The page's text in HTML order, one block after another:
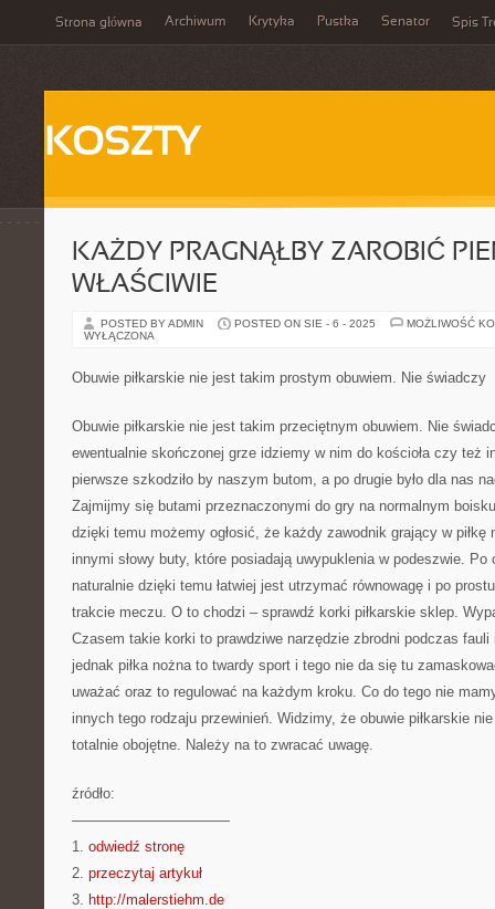
Strona główna Archiwum Krytyka Pustka Senator Spis
KOSZTY
KAŻDY PRAGNĄŁBY ZAROBIĆ
WŁAŚCIWIE
POSTED BY ADMIN POSTED ON SIE - 6 - 2025
MOŻLIWOŚĆ
WYŁĄCZONA
Obuwie piłkarskie nie jest takim prostym obuwiem. Nie świadczy
Obuwie piłkarskie nie jest takim przeciętnym obuwiem. Nie
ewentualnie skończonej grze idziemy w nim do kościoła czy też
pierwsze szkodziło by naszym butom, a po drugie było dla nas
Zajmijmy się butami przeznaczonymi do gry na normalnym boisku
dzięki temu możemy ogłosić, że każdy zawodnik grający w piłkę
innymi słowy buty, które posiadają uwypuklenia w podeszwie.
naturalnie dzięki temu łatwiej jest utrzymać równowagę i po
trakcie meczu. O to chodzi – sprawdź korki piłkarskie sklep.
Czasem takie korki to prawdziwe narzędzie zbrodni podczas
jednak piłka nożna to twardy sport i tego nie da się tu
uważać oraz to regulować na każdym kroku. Co do tego nie
innych tego rodzaju przewinień. Widzimy, że obuwie piłkarskie
totalnie obojętne. Należy na to zwracać uwagę.
źródło:
———————————
1. odwiedź stronę
2. przeczytaj artykuł
3. http://malerstiehm.de